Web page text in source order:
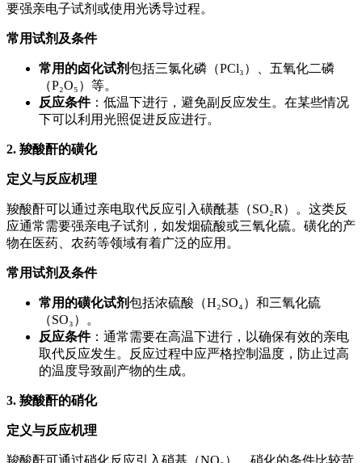
要强亲电子试剂或使用光诱导过程。
常用试剂及条件
常用的卤化试剂包括三氯化磷（PCl₃）、五氧化二磷
（P₂O₅）等。
反应条件：低温下进行，避免副反应发生。在某些情况
下可以利用光照促进反应进行。
2. 羧酸酐的磺化
定义与反应机理
羧酸酐可以通过亲电取代反应引入磺酰基（SO₂R）。这类反
应通常需要强亲电子试剂，如发烟硫酸或三氧化硫。磺化的产
物在医药、农药等领域有着广泛的应用。
常用试剂及条件
常用的磺化试剂包括浓硫酸（H₂SO₄）和三氧化硫
（SO₃）。
反应条件：通常需要在高温下进行，以确保有效的亲电
取代反应发生。反应过程中应严格控制温度，防止过高
的温度导致副产物的生成。
3. 羧酸酐的硝化
定义与反应机理
羧酸酐可通过硝化反应引入硝基（NO₂）。硝化的条件比较苛